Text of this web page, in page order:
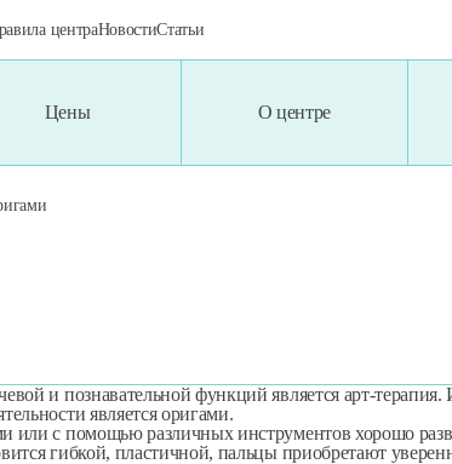
центраНовостиСтатьи
Цены О центре
и познавательной функций является арт-
является оригами.
с помощью различных инструментов хорошо
гибкой, пластичной, пальцы приобретают
Телефон